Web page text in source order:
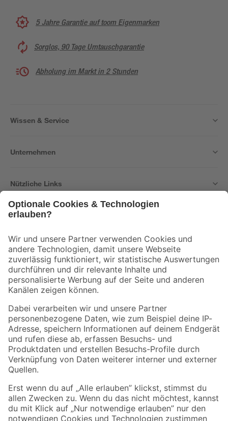
5 Jahre Garantie auf toom Eigenmarken
Sorglos, 90 Tage Umtauschgarantie
Abholung im Markt in 2 Stunden
Wissen & Service
Unternehmen
Nützliche Links
Der toom Newsletter: Keine Angebote und Aktionen mehr verpassen!
Zur Newsletter Anmeldung
Folge uns
Zahlungsarten Versandarten
Sicher einkaufen
Jetzt die toom-App herunterladen